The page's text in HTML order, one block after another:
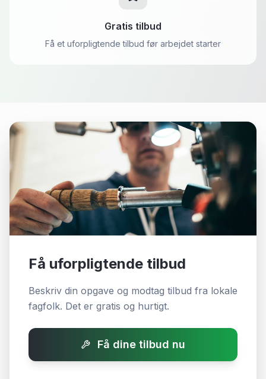
Gratis tilbud
Få et uforpligtende tilbud før arbejdet starter
Få uforpligtende tilbud
Beskriv din opgave og modtag tilbud fra lokale
fagfolk. Det er gratis og hurtigt.
Få dine tilbud nu